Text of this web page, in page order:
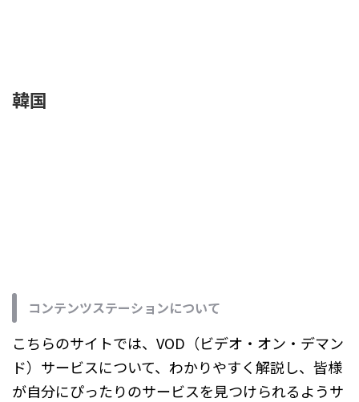
韓国
コンテンツステーションについて
こちらのサイトでは、VOD（ビデオ・オン・デマン
ド）サービスについて、わかりやすく解説し、皆様
が自分にぴったりのサービスを見つけられるようサ